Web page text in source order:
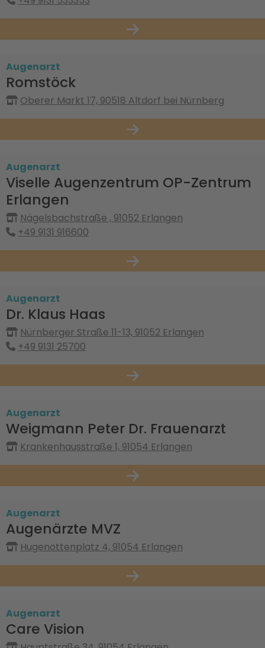
Augenarzt
Romstöck
Oberer Markt 17, 90518 Altdorf bei Nürnberg
Augenarzt
Viselle Augenzentrum OP-Zentrum
Erlangen
Nägelsbachstraße , 91052 Erlangen
+49 9131 916600
Augenarzt
Dr. Klaus Haas
Nürnberger Straße 11-13, 91052 Erlangen
+49 9131 25700
Augenarzt
Weigmann Peter Dr. Frauenarzt
Krankenhausstraße 1, 91054 Erlangen
Augenarzt
Augenärzte MVZ
Hugenottenplatz 4, 91054 Erlangen
Augenarzt
Care Vision